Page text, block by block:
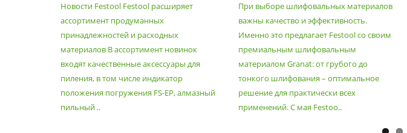
ПРИНАДЛЕЖНОСТЕЙ И
РАСХОДНЫХ МАТЕРИАЛОВ
Новости Festool Festool расширяет
ассортимент продуманных
принадлежностей и расходных
материалов В ассортимент новинок
входят качественные аксессуары для
пиления, в том числе индикатор
положения погружения FS-EP, алмазный
пильный ..
При выборе шлифовальных материалов
важны качество и эффективность.
Именно это предлагает Festool со своим
премиальным шлифовальным
материалом Granat: от грубого до
тонкого шлифования – оптимальное
решение для практически всех
применений. С мая Festoo..